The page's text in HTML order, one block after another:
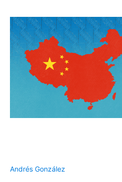
Andrés González